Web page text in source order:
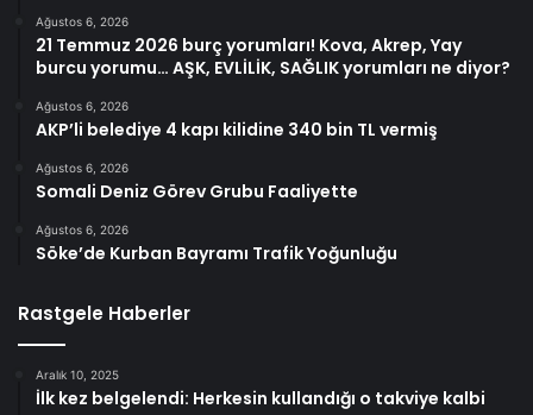
Ağustos 6, 2026
21 Temmuz 2026 burç yorumları! Kova, Akrep, Yay
burcu yorumu… AŞK, EVLİLİK, SAĞLIK yorumları ne diyor?
Ağustos 6, 2026
AKP’li belediye 4 kapı kilidine 340 bin TL vermiş
Ağustos 6, 2026
Somali Deniz Görev Grubu Faaliyette
Ağustos 6, 2026
Söke’de Kurban Bayramı Trafik Yoğunluğu
Rastgele Haberler
Aralık 10, 2025
İlk kez belgelendi: Herkesin kullandığı o takviye kalbi